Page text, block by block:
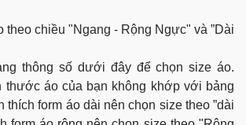
theo chiều "Ngang - Rộng Ngực" và ”Dài
thông số dưới đây để chọn size áo.
thước áo của bạn không khớp với bảng
thích form áo dài nên chọn size theo ”dài